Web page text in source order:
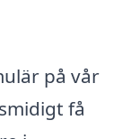
på vår
få